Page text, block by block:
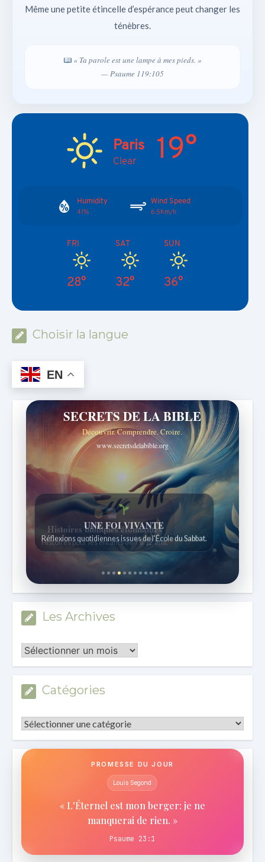
Même une petite étincelle d’espérance peut changer les
ténèbres.
« Ta parole est une lampe à mes pieds. »
— Psaume 119:105
Paris
Clear 19°
Humidity
41%
Wind Speed
6.5Km/h
FRI
28°
SAT
32°
SUN
36°
Choisir la langue
EN
SECRETS DE LA BIBLE
Découvrir. Comprendre. Croire.
www.secretsdelabible.org
Histoires bibliques étonnantes
Histoires pour les enfants de 7 à 12 ans.
Les Archives
Les
Archives
Catégories
Catégories
PROMESSE DU JOUR
Louis Segond
« L'Éternel est mon berger: je ne
manquerai de rien. »
Psaume 23:1